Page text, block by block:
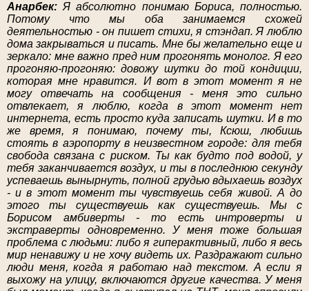
Анарбек: Я абсолютно понимаю Бориса, полностью.
Потому что мы оба занимаемся схожей
деятельностью - он пишет стихи, я стэндап. Я люблю
дома закрываться и писать. Мне бы желательно еще и
зеркало: мне важно пред ним прогонять монолог. Я его
прогоняю-прогоняю: довожу шутки до той кондиции,
которая мне нравится. И вот в этот момент я не
могу отвечать на сообщения - меня это сильно
отвлекает, я люблю, когда в этот момент нет
интернета, есть просто куда записать шутки. И в то
же время, я понимаю, почему ты, Ксюш, любишь
стоять в аэропорту в неизвестном городе: для тебя
свобода связана с риском. Ты как будто под водой, у
тебя заканчивается воздух, и ты в последнюю секунду
успеваешь вынырнуть, полной грудью вдыхаешь воздух
- и в этот момент ты чувствуешь себя живой. А до
этого ты существуешь как существуешь. Мы с
Борисом амбиверты - то есть интроверты и
экстраверты одновременно. У меня тоже большая
проблема с людьми: либо я гиперактивный, либо я весь
мир ненавижу и не хочу видеть их. Раздражают сильно
люди меня, когда я работаю над текстом. А если я
выхожу на улицу, включаются другие качества. У меня